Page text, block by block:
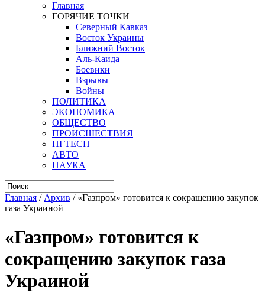
Главная
ГОРЯЧИЕ ТОЧКИ
Северный Кавказ
Восток Украины
Ближний Восток
Аль-Каида
Боевики
Взрывы
Войны
ПОЛИТИКА
ЭКОНОМИКА
ОБЩЕСТВО
ПРОИСШЕСТВИЯ
HI TECH
АВТО
НАУКА
Главная / Архив / «Газпром» готовится к сокращению закупок
газа Украиной
«Газпром» готовится к
сокращению закупок газа
Украиной